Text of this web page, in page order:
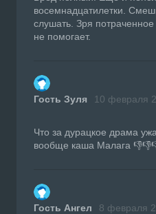
восемнадцатилетки.
слушать. Зря
не помогает.
Гость Зуля 10 февраля
Что за дурацкое драма
вообще каша Малага
Гость Ангел 8 февраля